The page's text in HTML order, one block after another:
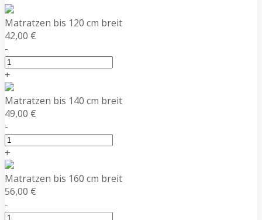
Matratzen bis 120 cm breit
42,00 €
-
+
Matratzen bis 140 cm breit
49,00 €
-
+
Matratzen bis 160 cm breit
56,00 €
-